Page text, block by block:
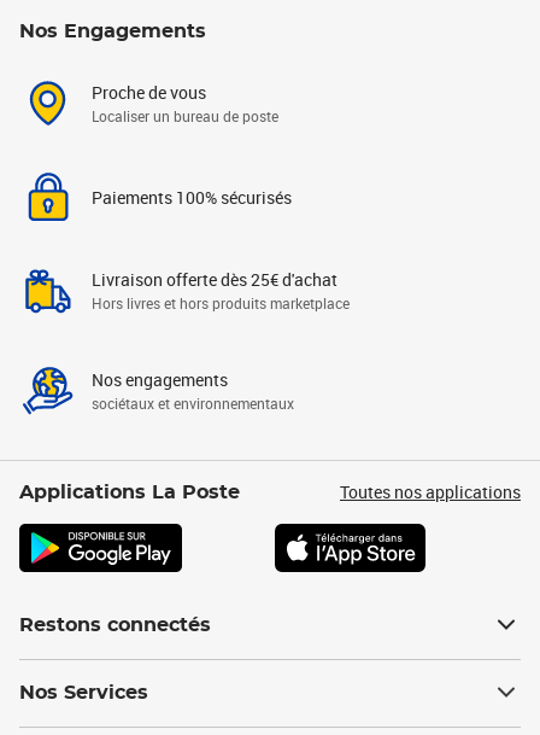
Nos Engagements
Proche de vous
Localiser un bureau de poste
Paiements 100% sécurisés
Livraison offerte dès 25€ d'achat
Hors livres et hors produits marketplace
Nos engagements
sociétaux et environnementaux
Applications La Poste Toutes nos applications
Restons connectés
Nos Services